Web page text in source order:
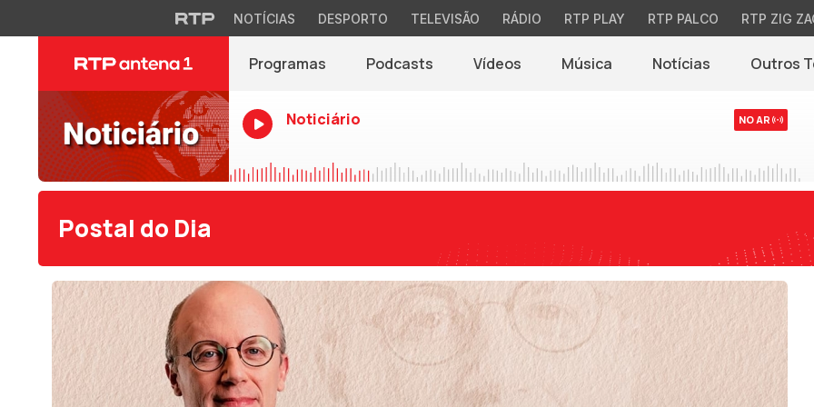
NOTÍCIAS DESPORTO TELEVISÃO RÁDIO RTP PLAY RTP PALCO RTP ZIG
Programas Podcasts Vídeos Música Notícias(abre em nova
Outros
Noticiário NO AR
Postal do Dia